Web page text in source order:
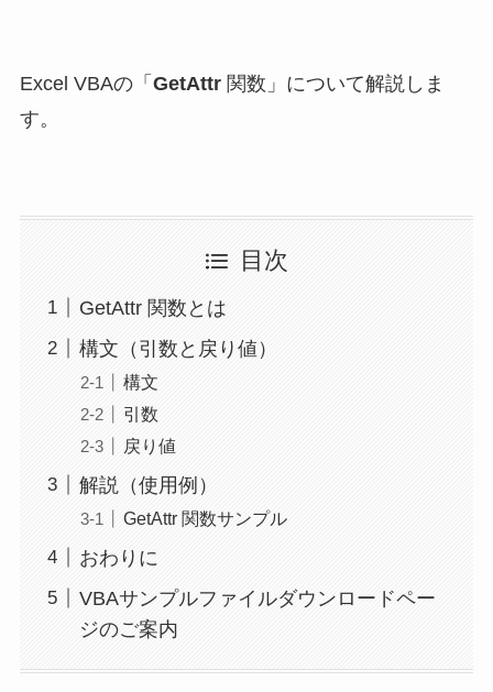
Excel VBAの「 GetAttr関数」について解説しま
す。
目次
GetAttr 関数とは
構文（引数と戻り値）
構文
引数
戻り値
解説（使用例）
GetAttr 関数サンプル
おわりに
VBAサンプルファイルダウンロードペー
ジのご案内